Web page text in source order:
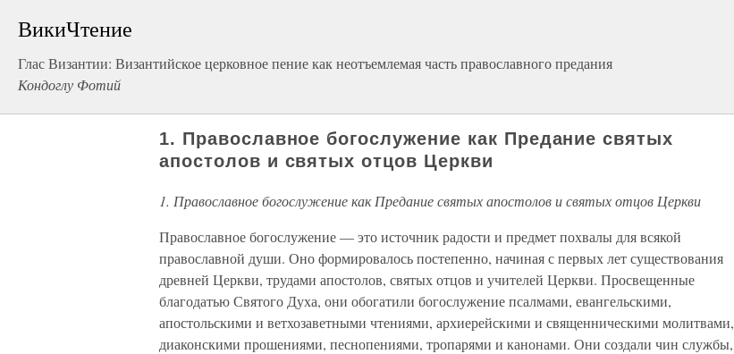
ВикиЧтение
Глас Византии: Византийское церковное пение как неотъемлемая часть православного предания
Кондоглу Фотий
1. Православное богослужение как Предание святых
апостолов и святых отцов Церкви
1. Православное богослужение как Предание святых апостолов и святых отцов Церкви
Православное богослужение — это источник радости и предмет похвалы для всякой
православной души. Оно формировалось постепенно, начиная с первых лет существования
древней Церкви, трудами апостолов, святых отцов и учителей Церкви. Просвещенные
благодатью Святого Духа, они обогатили богослужение псалмами, евангельскими,
апостольскими и ветхозаветными чтениями, архиерейскими и священническими молитвами,
диаконскими прошениями, песнопениями, тропарями и канонами. Они создали чин службы,